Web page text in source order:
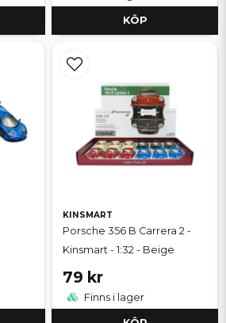
KÖP
KINSMART
Porsche 356 B Carrera 2 -
Kinsmart - 1:32 - Beige
79 kr
Finns i lager